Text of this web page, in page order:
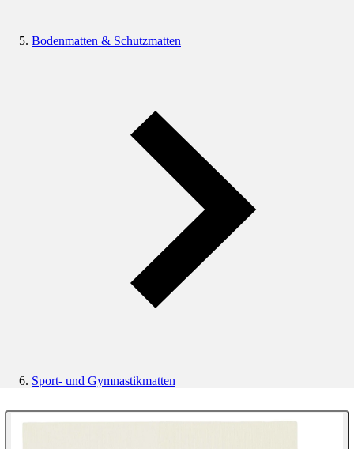
Bodenmatten & Schutzmatten
Sport- und Gymnastikmatten